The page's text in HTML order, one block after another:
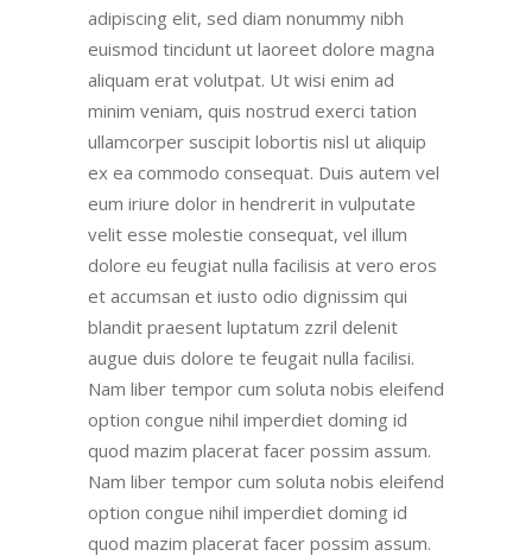
adipiscing elit, sed diam nonummy nibh
euismod tincidunt ut laoreet dolore magna
aliquam erat volutpat. Ut wisi enim ad
minim veniam, quis nostrud exerci tation
ullamcorper suscipit lobortis nisl ut aliquip
ex ea commodo consequat. Duis autem vel
eum iriure dolor in hendrerit in vulputate
velit esse molestie consequat, vel illum
dolore eu feugiat nulla facilisis at vero eros
et accumsan et iusto odio dignissim qui
blandit praesent luptatum zzril delenit
augue duis dolore te feugait nulla facilisi.
Nam liber tempor cum soluta nobis eleifend
option congue nihil imperdiet doming id
quod mazim placerat facer possim assum.
Nam liber tempor cum soluta nobis eleifend
option congue nihil imperdiet doming id
quod mazim placerat facer possim assum.